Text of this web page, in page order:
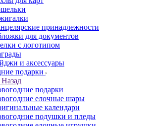
принадлежности
для документов
с логотипом
и аксессуары
подарки
Назад
подарки
елочные шары
календари
подушки и пледы